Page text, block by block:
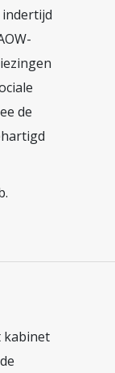
indertijd
de
kabinet